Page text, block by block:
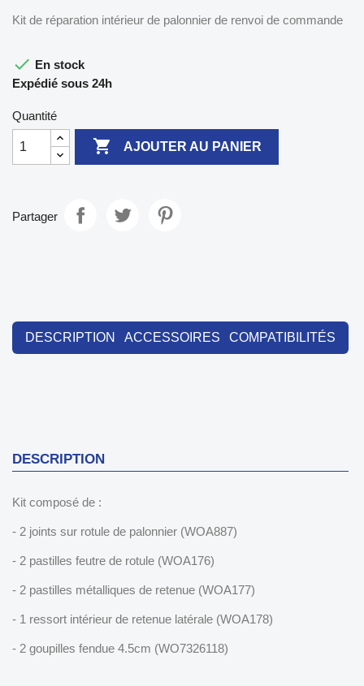
Kit de réparation intérieur de palonnier de renvoi de commande
 En stock
Expédié sous 24h
Quantité
 AJOUTER AU PANIER
Partager
DESCRIPTION ACCESSOIRES COMPATIBILITÉS
DESCRIPTION
Kit composé de :
- 2 joints sur rotule de palonnier (WOA887)
- 2 pastilles feutre de rotule (WOA176)
- 2 pastilles métalliques de retenue (WOA177)
- 1 ressort intérieur de retenue latérale (WOA178)
- 2 goupilles fendue 4.5cm (WO7326118)